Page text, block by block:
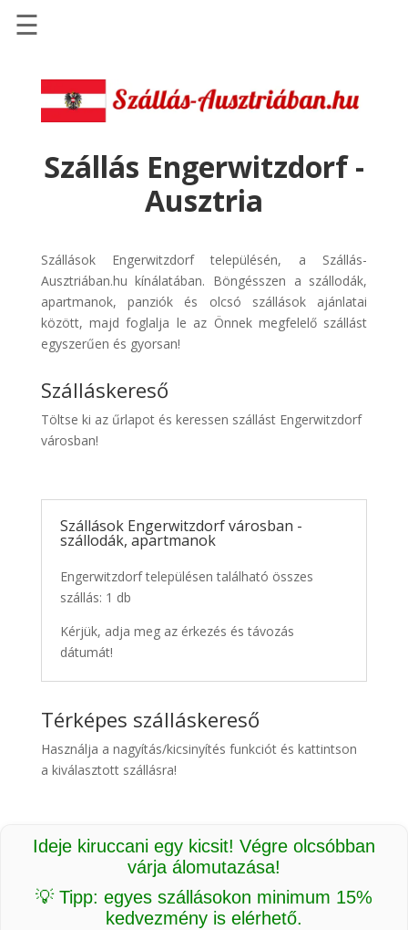
Szállások
Szállásinfo.eu
Repülőjegy
pénzvisszatérítéssel
Discover
Cars
Transzfer
Kiwi
Taxi
☰
Szállás Engerwitzdorf -
Ausztria
Szállások Engerwitzdorf településén, a Szállás-
Ausztriában.hu kínálatában. Böngésszen a szállodák,
apartmanok, panziók és olcsó szállások ajánlatai
között, majd foglalja le az Önnek megfelelő szállást
egyszerűen és gyorsan!
Szálláskereső
Töltse ki az űrlapot és keressen szállást Engerwitzdorf
városban!
Szállások Engerwitzdorf városban -
szállodák, apartmanok
Engerwitzdorf településen található összes
szállás: 1 db
Kérjük, adja meg az érkezés és távozás
dátumát!
Térképes szálláskereső
Használja a nagyítás/kicsinyítés funkciót és kattintson
a kiválasztott szállásra!
Ideje kiruccani egy kicsit! Végre olcsóbban
várja álomutazása!
💡 Tipp: egyes szállásokon minimum 15%
kedvezmény is elérhető.